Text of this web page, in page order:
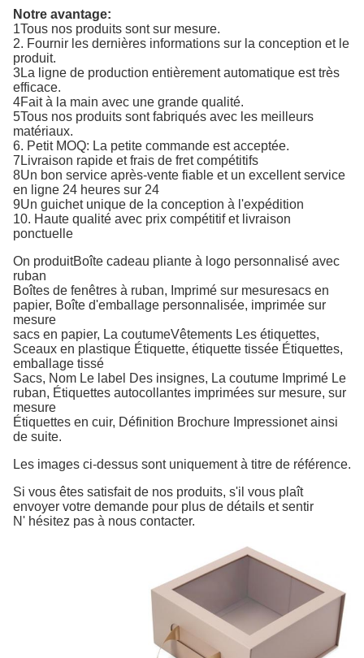
Notre avantage:
1Tous nos produits sont sur mesure.
2. Fournir les dernières informations sur la conception et le
produit.
3La ligne de production entièrement automatique est très
efficace.
4Fait à la main avec une grande qualité.
5Tous nos produits sont fabriqués avec les meilleurs
matériaux.
6. Petit MOQ: La petite commande est acceptée.
7Livraison rapide et frais de fret compétitifs
8Un bon service après-vente fiable et un excellent service
en ligne 24 heures sur 24
9Un guichet unique de la conception à l'expédition
10. Haute qualité avec prix compétitif et livraison
ponctuelle
On produitBoîte cadeau pliante à logo personnalisé avec
ruban
Boîtes de fenêtres à ruban, Imprimé sur mesuresacs en
papier, Boîte d'emballage personnalisée, imprimée sur
mesure
sacs en papier, La coutumeVêtements Les étiquettes,
Sceaux en plastique Étiquette, étiquette tissée Étiquettes,
emballage tissé
Sacs, Nom Le label Des insignes, La coutume Imprimé Le
ruban, Étiquettes autocollantes imprimées sur mesure, sur
mesure
Étiquettes en cuir, Définition Brochure Impressionet ainsi
de suite.
Les images ci-dessus sont uniquement à titre de référence.
Si vous êtes satisfait de nos produits, s'il vous plaît
envoyer votre demande pour plus de détails et sentir
N' hésitez pas à nous contacter.